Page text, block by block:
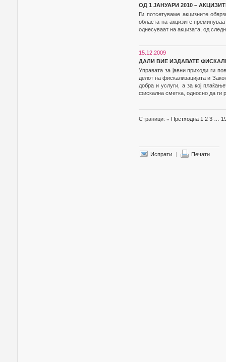
ОД 1 ЈАНУАРИ 2010 –
Ги потсетуваме акцизните
областа на акцизите
однесуваат на акцизата, од
15.12.2009
ДАЛИ ВИЕ ИЗДАВАТЕ
Управата за јавни приходи ги
делот на фискализацијата и
добра и услуги, а за кој
фискална сметка, односно да ги
Страници: « Претходна 1 2 3
Испрати | Печати